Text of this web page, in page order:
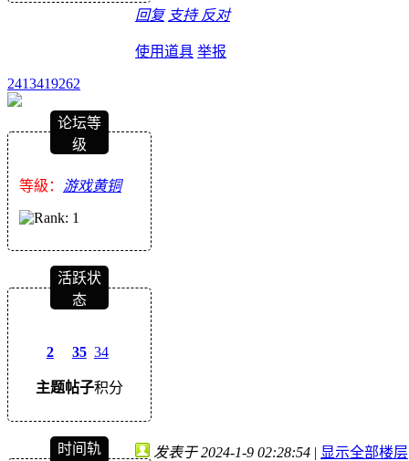
回复 支持 反对
使用道具 举报
2413419262
论坛等
级
等級： 游戏黄铜
活跃状
态
2
主题
35
帖子
34
积分
时间轨
发表于 2024-1-9 02:28:54 | 显示全部楼层